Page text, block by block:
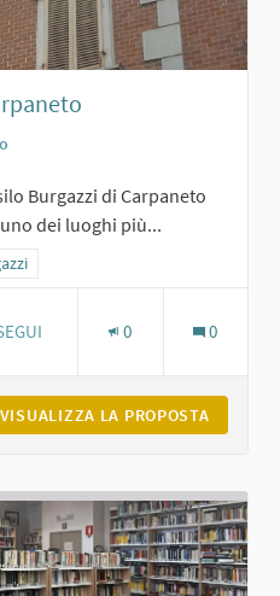
Burgazzi di Carpaneto
dei luoghi più...
luoghi dei giovani e dei ragazzi
SOSTENITORI 0 0
VISUALIZZA LA PROPOSTA